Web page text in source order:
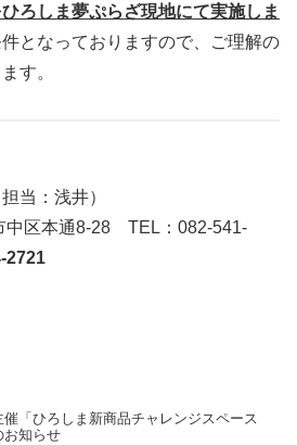
ろしま夢ぷらざ現地にて実施しま
となっておりますので、ご理解の
す。
当：浅井）
区本通8-28 TEL：082-541-
2721
「ひろしま新商品チャレンジスペース
お知らせ